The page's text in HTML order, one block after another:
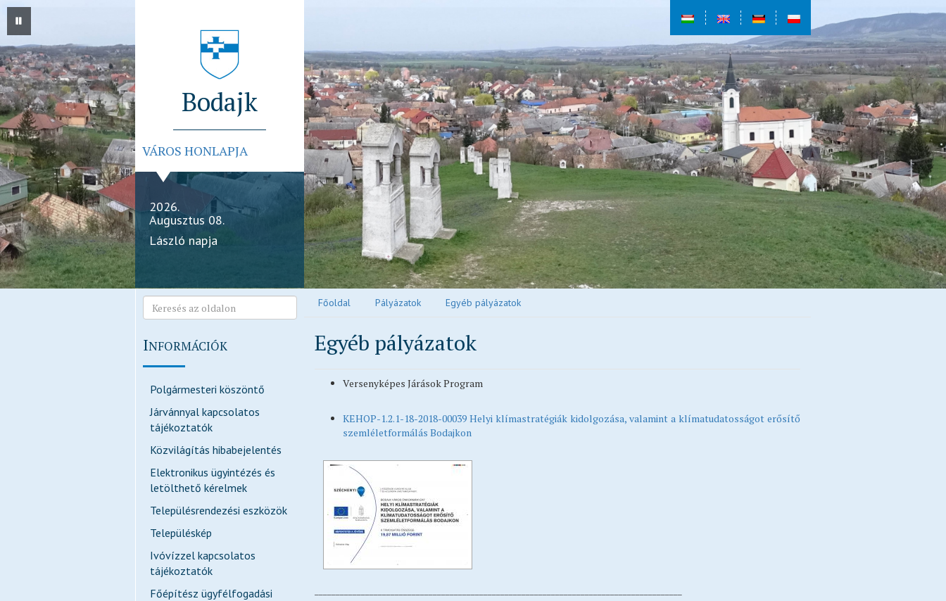
Bodajk
VÁROS HONLAPJA
2026.
Augusztus 08.
László napja
INFORMÁCIÓK
Polgármesteri köszöntő
Járvánnyal kapcsolatos
tájékoztatók
Közvilágítás hibabejelentés
Elektronikus ügyintézés és
letölthető kérelmek
Településrendezési eszközök
Településkép
Ivóvízzel kapcsolatos
tájékoztatók
Főépítész ügyfélfogadási
Főoldal Pályázatok Egyéb pályázatok
Egyéb pályázatok
Versenyképes Járások Program
KEHOP-1.2.1-18-2018-00039 Helyi klímastratégiák kidolgozása, valamint a klímatudatosságot erősítő
szemléletformálás Bodajkon